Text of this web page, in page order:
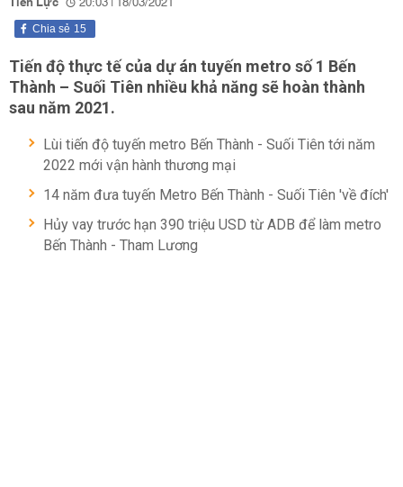
15
Chia sẻ
Tiến độ thực tế của dự án tuyến metro số 1 Bến
Thành – Suối Tiên nhiều khả năng sẽ hoàn thành
sau năm 2021.
Lùi tiến độ tuyến metro Bến Thành - Suối Tiên tới năm
2022 mới vận hành thương mại
14 năm đưa tuyến Metro Bến Thành - Suối Tiên 'về đích'
Hủy vay trước hạn 390 triệu USD từ ADB để làm metro
Bến Thành - Tham Lương